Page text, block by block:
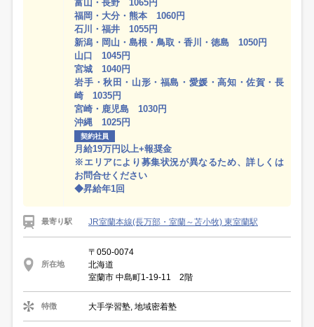
富山・長野 1065円
福岡・大分・熊本 1060円
石川・福井 1055円
新潟・岡山・島根・鳥取・香川・徳島 1050円
山口 1045円
宮城 1040円
岩手・秋田・山形・福島・愛媛・高知・佐賀・長
崎 1035円
宮崎・鹿児島 1030円
沖縄 1025円
契約社員
月給19万円以上+報奨金
※エリアにより募集状況が異なるため、詳しくは
お問合せください
◆昇給年1回
最寄り駅 JR室蘭本線(長万部・室蘭～苫小牧) 東室蘭駅
所在地
〒050-0074
北海道
室蘭市 中島町1-19-11 2階
特徴 大手学習塾, 地域密着塾